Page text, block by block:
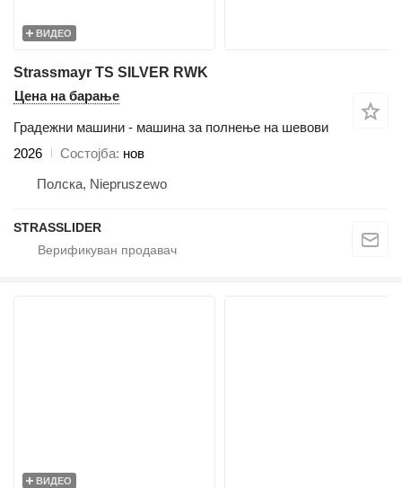
ВИДЕО
Strassmayr TS SILVER RWK
Цена на барање
Градежни машини - машина за полнење на шевови
2026
Состојба нов
Полска, Niepruszewo
STRASSLIDER
ВИДЕО